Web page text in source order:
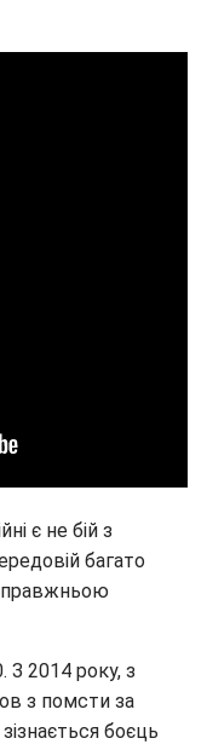
є не бій з
багато
З 2014 року, з
з помсти за
боєць